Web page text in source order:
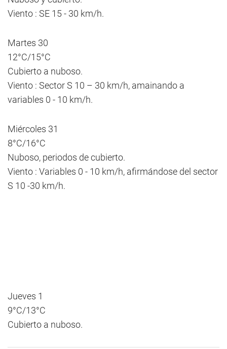
Viento : SE 15 - 30 km/h.
Martes 30
12°C/15°C
Cubierto a nuboso.
Viento : Sector S 10 – 30 km/h, amainando a
variables 0 - 10 km/h.
Miércoles 31
8°C/16°C
Nuboso, periodos de cubierto.
Viento : Variables 0 - 10 km/h, afirmándose del sector
S 10 -30 km/h.
Jueves 1
9°C/13°C
Cubierto a nuboso.